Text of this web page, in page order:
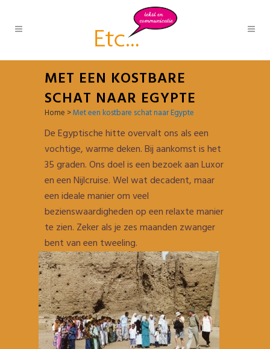
MET EEN KOSTBARE
SCHAT NAAR EGYPTE
Home >Met een kostbare schat naar Egypte
De Egyptische hitte overvalt ons als een
vochtige, warme deken. Bij aankomst is het
35 graden. Ons doel is een bezoek aan Luxor
en een Nijlcruise. Wel wat decadent, maar
een ideale manier om veel
bezienswaardigheden op een relaxte manier
te zien. Zeker als je zes maanden zwanger
bent van een tweeling.